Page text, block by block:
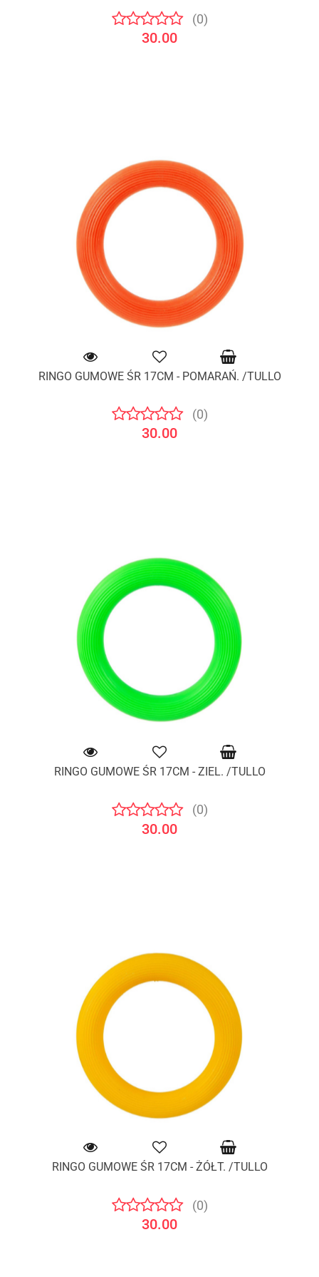
(0)
30.00
RINGO GUMOWE ŚR 17CM - POMARAŃ. /TULLO
(0)
30.00
RINGO GUMOWE ŚR 17CM - ZIEL. /TULLO
(0)
30.00
RINGO GUMOWE ŚR 17CM - ŻÓŁT. /TULLO
(0)
30.00